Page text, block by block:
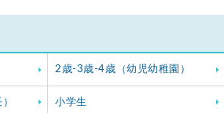
2歳-3歳-4歳（幼児幼稚園）
小学生